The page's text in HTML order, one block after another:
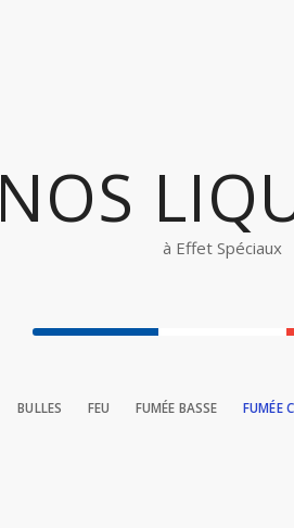
NOS
à Effet Spéciaux
BULLES FEU FUMÉE BASSE FUMÉE